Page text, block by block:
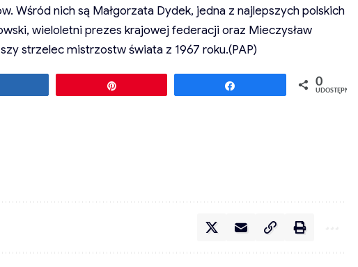
Wśród nich są Małgorzata Dydek, jedna z najlepszych polskich
wieloletni prezes krajowej federacji oraz Mieczysław
strzelec mistrzostw świata z 1967 roku.(PAP)
0
UDOSTĘPNIEŃ